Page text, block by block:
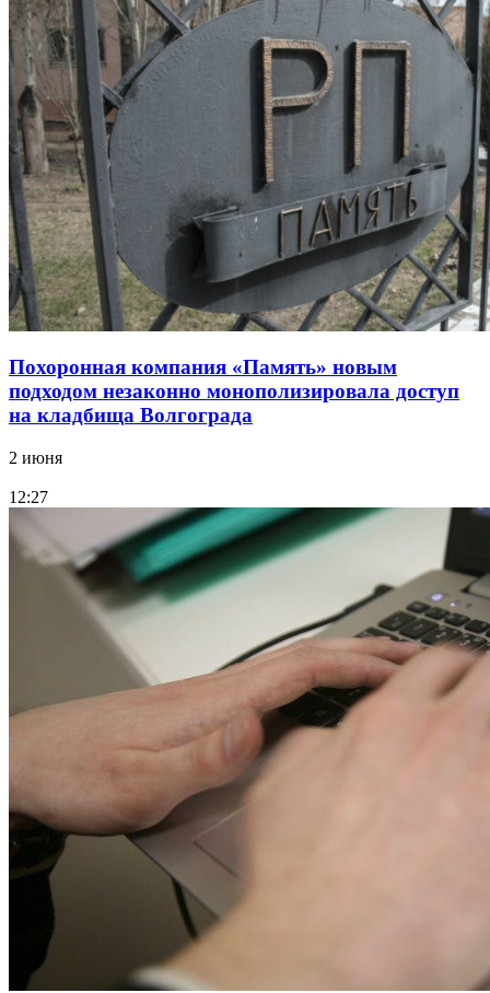
Похоронная компания «Память» новым
подходом незаконно монополизировала доступ
на кладбища Волгограда
2 июня
12:27